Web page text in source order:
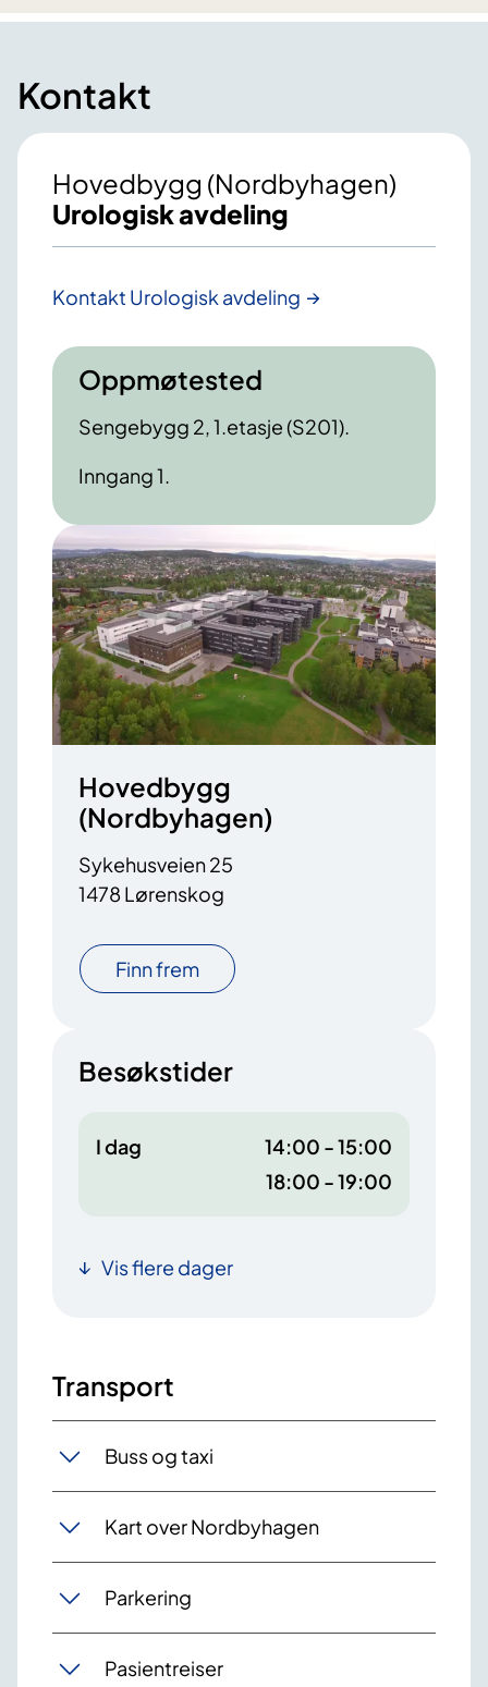
Kontakt
Hovedbygg (Nordbyhagen)
Urologisk avdeling
Kontakt Urologisk avdeling
Oppmøtested
Sengebygg 2, 1.etasje (S201).
Inngang 1.
Hovedbygg
(Nordbyhagen)
Sykehusveien 25
1478 Lørenskog
Finn frem
Besøkstider
I dag
14:00 - 15:00
18:00 - 19:00
Vis flere dager
Transport
Buss og taxi
Kart over Nordbyhagen
Parkering
Pasientreiser